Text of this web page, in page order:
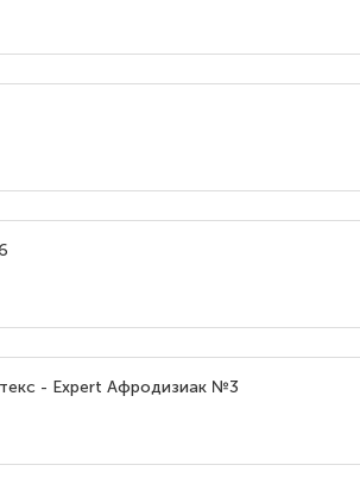
- Expert Афродизиак №3